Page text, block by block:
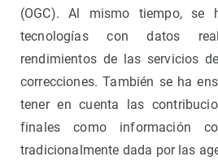
(OGC). Al mismo tiempo, se
tecnologías con datos
rendimientos de las servicios
correcciones. También se ha
tener en cuenta las
finales como información
tradicionalmente dada por las